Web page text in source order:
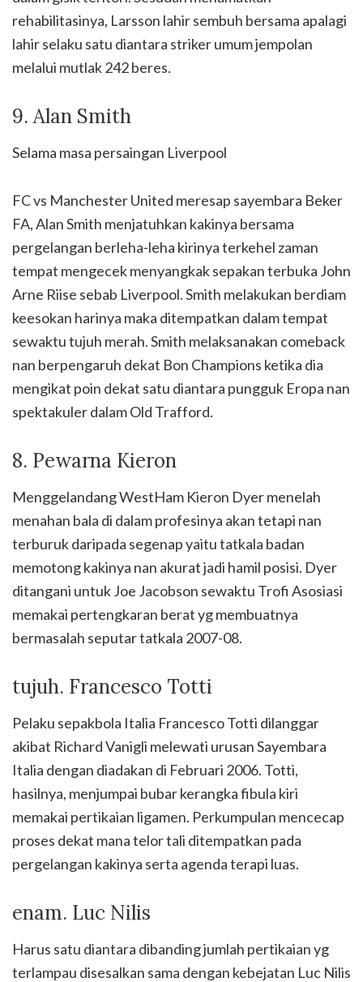
rehabilitasinya, Larsson lahir sembuh bersama apalagi
lahir selaku satu diantara striker umum jempolan
melalui mutlak 242 beres.
9. Alan Smith
Selama masa persaingan Liverpool
FC vs Manchester United meresap sayembara Beker
FA, Alan Smith menjatuhkan kakinya bersama
pergelangan berleha-leha kirinya terkehel zaman
tempat mengecek menyangkak sepakan terbuka John
Arne Riise sebab Liverpool. Smith melakukan berdiam
keesokan harinya maka ditempatkan dalam tempat
sewaktu tujuh merah. Smith melaksanakan comeback
nan berpengaruh dekat Bon Champions ketika dia
mengikat poin dekat satu diantara pungguk Eropa nan
spektakuler dalam Old Trafford.
8. Pewarna Kieron
Menggelandang WestHam Kieron Dyer menelah
menahan bala di dalam profesinya akan tetapi nan
terburuk daripada segenap yaitu tatkala badan
memotong kakinya nan akurat jadi hamil posisi. Dyer
ditangani untuk Joe Jacobson sewaktu Trofi Asosiasi
memakai pertengkaran berat yg membuatnya
bermasalah seputar tatkala 2007-08.
tujuh. Francesco Totti
Pelaku sepakbola Italia Francesco Totti dilanggar
akibat Richard Vanigli melewati urusan Sayembara
Italia dengan diadakan di Februari 2006. Totti,
hasilnya, menjumpai bubar kerangka fibula kiri
memakai pertikaian ligamen. Perkumpulan mencecap
proses dekat mana telor tali ditempatkan pada
pergelangan kakinya serta agenda terapi luas.
enam. Luc Nilis
Harus satu diantara dibanding jumlah pertikaian yg
terlampau disesalkan sama dengan kebejatan Luc Nilis